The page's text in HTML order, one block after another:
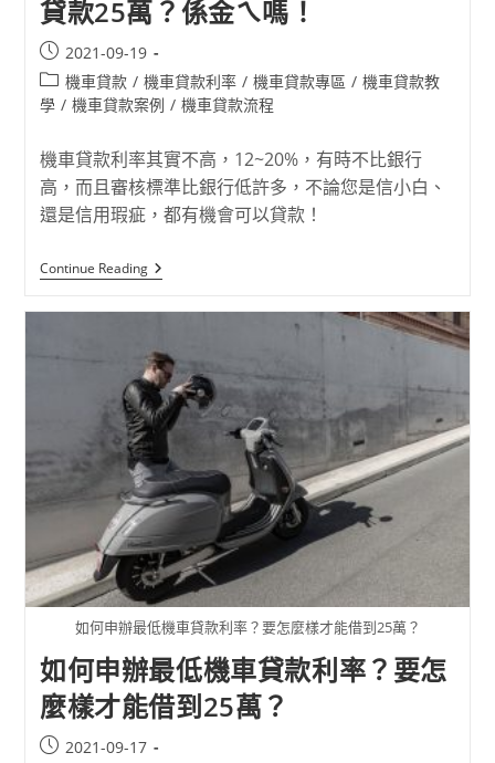
貸款25萬？係金ㄟ嗎！
2021-09-19
機車貸款 / 機車貸款利率 / 機車貸款專區 / 機車貸款教
學 / 機車貸款案例 / 機車貸款流程
機車貸款利率其實不高，12~20%，有時不比銀行
高，而且審核標準比銀行低許多，不論您是信小白、
還是信用瑕疵，都有機會可以貸款！
Continue Reading
如何申辦最低機車貸款利率？要怎麼樣才能借到25萬？
如何申辦最低機車貸款利率？要怎
麼樣才能借到25萬？
2021-09-17